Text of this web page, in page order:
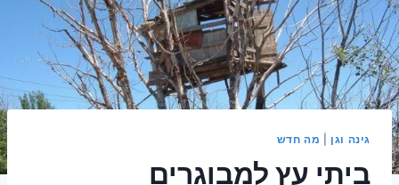
גינה וגן מה חדש
ביתי עץ למבוגרים